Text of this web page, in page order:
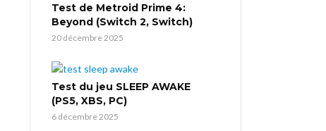
Test de Metroid Prime 4:
Beyond (Switch 2, Switch)
20 décembre 2025
Test du jeu SLEEP AWAKE
(PS5, XBS, PC)
6 décembre 2025